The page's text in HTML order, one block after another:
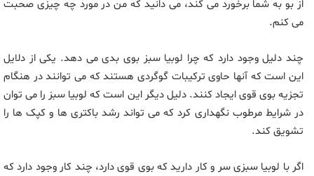
از بو به شما برخورد می کند، می دانید که من در مورد چه چیزی صحبت
می کنم.
چند دلیل وجود دارد که چرا لوبیا سبز بوی بدی می دهد. یکی از دلایل
این است که آنها حاوی ترکیبات گوگردی هستند که می توانند در هنگام
تجزیه بوی قوی ایجاد کنند. دلیل دیگر این است که لوبیا سبز را می توان
در شرایط مرطوب نگهداری کرد که می تواند رشد باکتری ها و کپک ها را
تشویق کند.
اگر با لوبیا سبزی سر و کار دارید که بوی قوی دارد، چند کار وجود دارد که